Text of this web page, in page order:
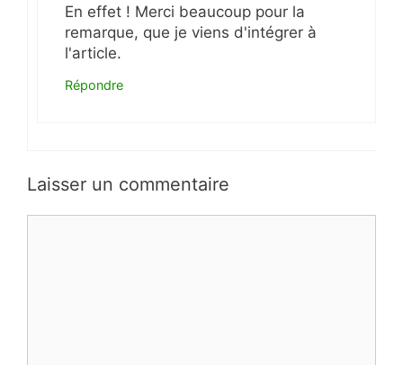
En effet ! Merci beaucoup pour la
remarque, que je viens d'intégrer à
l'article.
Répondre
Laisser un commentaire